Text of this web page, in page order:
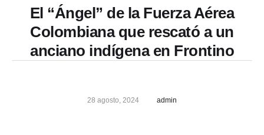
El “Ángel” de la Fuerza Aérea
Colombiana que rescató a un
anciano indígena en Frontino
28 agosto, 2024 admin